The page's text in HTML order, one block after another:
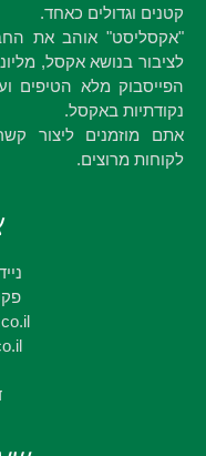
קטנים וגדולים כאחד.
"אקסליסט" אוהב את
לציבור בנושא אקסל,
הפייסבוק מלא הטיפים
נקודתיות באקסל.
אתם מוזמנים ליצור
לקוחות מרוצים.
נייד: 052-
פקס: